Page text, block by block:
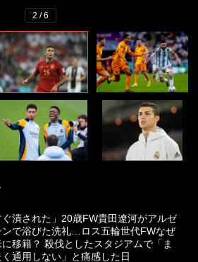
2 / 6
ぐ潰された」20歳FW貴田遼河がアルゼ
ンで浴びた洗礼…ロス五輪世代FWなぜ
に移籍？ 殺伐としたスタジアムで「ま
く通用しない」と痛感した日